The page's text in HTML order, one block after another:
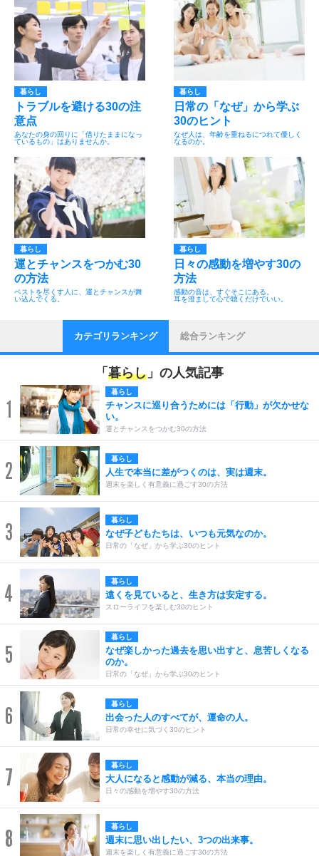
暮らし
トラブルを避ける30の注
意点
あなたの身の回りに「借りたままになっ
ているもの」はありませんか。
暮らし
日常の「なぜ」から学ぶ
30のヒント
なぜ人は、年齢を重ねるにつれて優しく
なるのか。
暮らし
運とチャンスをつかむ30
の方法
ベストを尽くす人に、運とチャンスが舞
い込んでくる。
暮らし
日々の感動を増やす30の
方法
感動の音は、すぐそこにある。
耳を澄まして心で聴くだけでいい。
カテゴリランキング 総合ランキング
「 暮らし 」の人気記事
1
暮らし
チャンスに巡り合うためには「行動」が欠かせな
い。
運とチャンスをつかむ30の方法
2 暮らし
人生で本当に差がつくのは、実は週末。
週末を楽しく有意義に過ごす30の方法
3 暮らし
なぜ子どもたちは、いつも元気なのか。
日常の「なぜ」から学ぶ30のヒント
4 暮らし
遠くを見ていると、生き方は安定する。
スローライフを楽しむ30のヒント
5
暮らし
なぜ楽しかった過去を思い出すと、息苦しくなる
のか。
日常の「なぜ」から学ぶ30のヒント
6 暮らし
出会った人のすべてが、運命の人。
日常の幸せに気づく30のヒント
7 暮らし
大人になると感動が減る、本当の理由。
日々の感動を増やす30の方法
8 暮らし
週末に思い出したい、3つの出来事。
週末を楽しく有意義に過ごす30の方法